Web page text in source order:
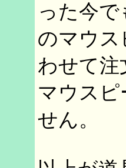
った今で
のマウス
わせて注
マウス
せん。